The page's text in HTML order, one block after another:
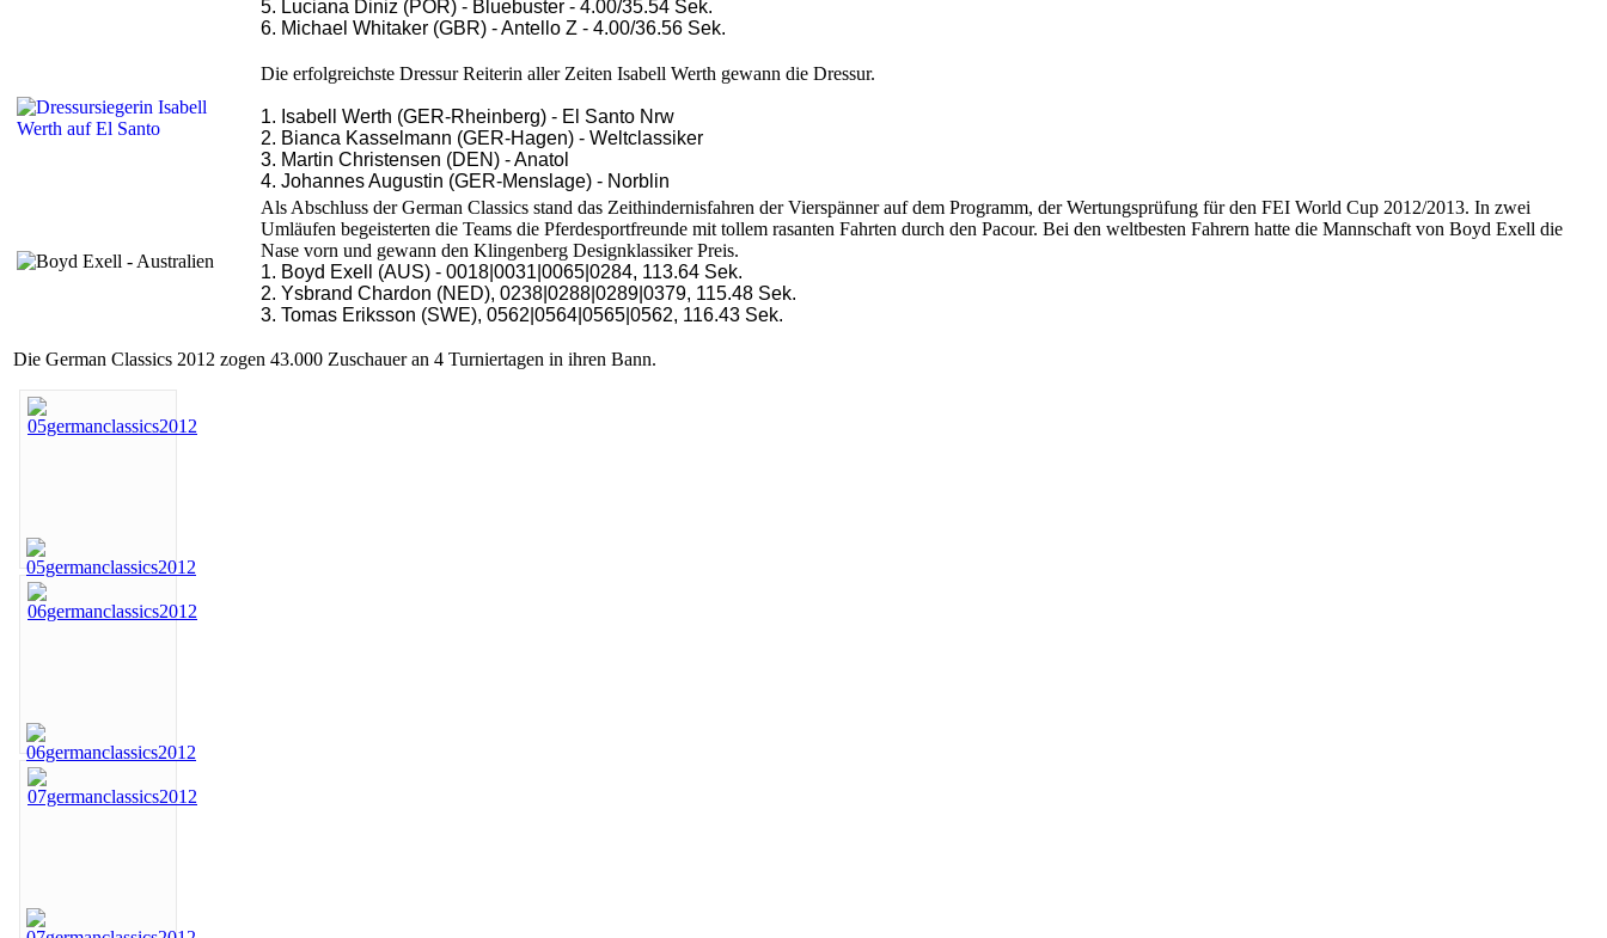
5. Luciana Diniz (POR) - Bluebuster - 4.00/35.54 Sek.
6. Michael Whitaker (GBR) - Antello Z - 4.00/36.56 Sek.
Die erfolgreichste Dressur Reiterin aller Zeiten Isabell Werth gewann die Dressur.
1. Isabell Werth (GER-Rheinberg) - El Santo Nrw
2. Bianca Kasselmann (GER-Hagen) - Weltclassiker
3. Martin Christensen (DEN) - Anatol
4. Johannes Augustin (GER-Menslage) - Norblin
Als Abschluss der German Classics stand das Zeithindernisfahren der Vierspänner auf dem Programm, der Wertungsprüfung für den FEI World Cup 2012/2013. In zwei
Umläufen begeisterten die Teams die Pferdesportfreunde mit tollem rasanten Fahrten durch den Pacour. Bei den weltbesten Fahrern hatte die Mannschaft von Boyd Exell die
Nase vorn und gewann den Klingenberg Designklassiker Preis.
1. Boyd Exell (AUS) - 0018|0031|0065|0284, 113.64 Sek.
2. Ysbrand Chardon (NED), 0238|0288|0289|0379, 115.48 Sek.
3. Tomas Eriksson (SWE), 0562|0564|0565|0562, 116.43 Sek.
Die German Classics 2012 zogen 43.000 Zuschauer an 4 Turniertagen in ihren Bann.